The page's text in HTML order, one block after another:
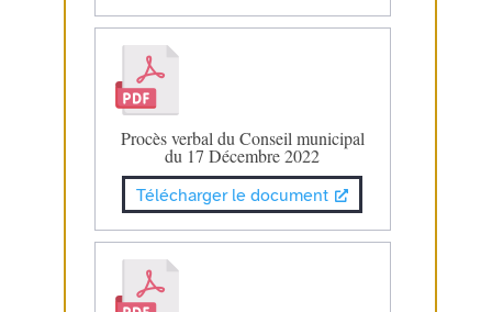
Procès verbal du Conseil municipal
du 17 Décembre 2022
Télécharger le document